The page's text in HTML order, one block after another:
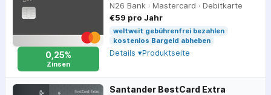
0,25%
Zinsen
N26 Bank · Mastercard · Debitkarte
€59 pro Jahr
weltweit gebührenfrei bezahlen
kostenlos Bargeld abheben
Details ▾Produktseite
Santander BestCard Extra